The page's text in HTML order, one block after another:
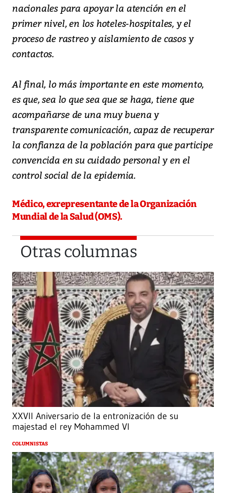
nacionales para apoyar la atención en el
primer nivel, en los hoteles-hospitales, y el
proceso de rastreo y aislamiento de casos y
contactos.
Al final, lo más importante en este momento,
es que, sea lo que sea que se haga, tiene que
acompañarse de una muy buena y
transparente comunicación, capaz de recuperar
la confianza de la población para que participe
convencida en su cuidado personal y en el
control social de la epidemia.
Médico, exrepresentante de la Organización
Mundial de la Salud (OMS).
Otras columnas
XXVII Aniversario de la entronización de su
majestad el rey Mohammed VI
COLUMNISTAS